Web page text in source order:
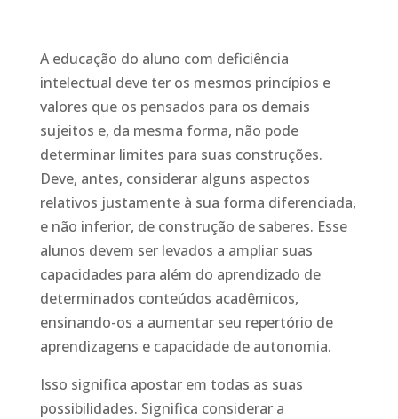
A educação do aluno com deficiência
intelectual deve ter os mesmos princípios e
valores que os pensados para os demais
sujeitos e, da mesma forma, não pode
determinar limites para suas construções.
Deve, antes, considerar alguns aspectos
relativos justamente à sua forma diferenciada,
e não inferior, de construção de saberes. Esse
alunos devem ser levados a ampliar suas
capacidades para além do aprendizado de
determinados conteúdos acadêmicos,
ensinando-os a aumentar seu repertório de
aprendizagens e capacidade de autonomia.
Isso significa apostar em todas as suas
possibilidades. Significa considerar a